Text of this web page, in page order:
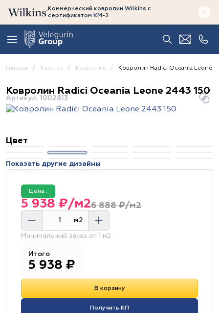
Коммерческий ковролин Wilkins с
сертификатом КМ-2
Главная Каталог Ковролин Ковролин Radici Oceania Leone
Ковролин Radici Oceania Leone 2443 150
Артикул: 1002813
Цвет
Показать другие дизайны
Цена :
6 888 ₽/м2
5 938 ₽/м2
м2
Минимальный заказ от 1 м2
Итого
5 938 ₽
В корзину
Получить КП